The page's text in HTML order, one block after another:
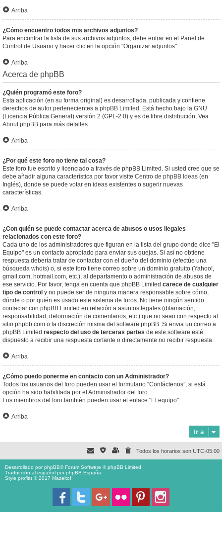
Arriba
¿Cómo encuentro todos mis archivos adjuntos?
Para encontrar la lista de sus archivos adjuntos, debe entrar en el Panel de
Control de Usuario y hacer clic en la opción "Organizar adjuntos".
Arriba
Acerca de phpBB
¿Quién programó este foro?
Esta aplicación (en su forma original) es desarrollada, publicada y contiene
derechos de autor pertenecientes a phpBB Limited . Está hecho bajo la GNU
(Licencia Pública General) versión 2 (GPL-2.0) y es de libre distribución. Vea
About phpBB para más detalles.
Arriba
¿Por qué este foro no tiene tal cosa?
Este foro fue escrito y licenciado a través de phpBB Limited. Si usted cree que se
debe añadir alguna característica por favor visite Centro de phpBB Ideas (en
Inglés), donde se puede votar en ideas existentes o sugerir nuevas
características.
Arriba
¿Con quién se puede contactar acerca de abusos o usos ilegales
relacionados con este foro?
Cada uno de los administradores que figuran en la lista del grupo donde dice "El
Equipo" es un contacto apropiado para enviar sus quejas. Si así no obtiene
respuesta debería tratar de contactar con el dueño del dominio (efectúe una
búsqueda whois) o, si este foro tiene correo sobre un dominio gratuito (Yahoo!,
gmail.com, hotmail.com, etc.), al departamento o administración de abusos de
ese servicio. Por favor, tenga en cuenta que phpBB Limited carece de cualquier
tipo de control y no puede ser de ninguna manera responsable sobre cómo,
dónde o por quién es usado este sistema de foros. No tiene ningún sentido
contactar con phpBB Limited en relación a asuntos legales (difamación,
responsabilidad, deformación de comentarios, etc.) que no sean con respecto al
sitio phpbb.com o la discreción misma del software phpBB. Si envia un correo a
phpBB Limited respecto del uso de terceras partes de este software esté
dispuesto a recibir una respuesta cortante o directamente no recibir respuesta.
Arriba
¿Cómo puedo ponerme en contacto con un Administrador?
Todos los usuarios del foro pueden usar el formulario “Contáctenos”, si está
opción ha sido habilitada por el Administrador del foro.
Los miembros del foro también pueden usar el enlace "El equipo".
Arriba
Ir a
Todos los horarios son UTC-05:00
Desarrollado porphpBB® Forum Software © phpBB Limited
Traducción al español porphpBB España
Style proflat © 2017 Mazeltof